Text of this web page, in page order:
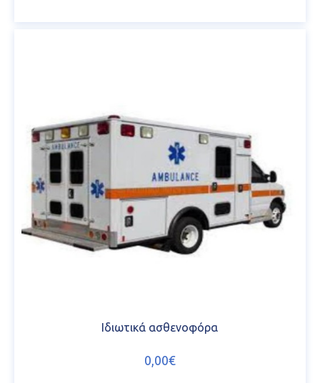
Ιδιωτικά ασθενοφόρα
0,00€